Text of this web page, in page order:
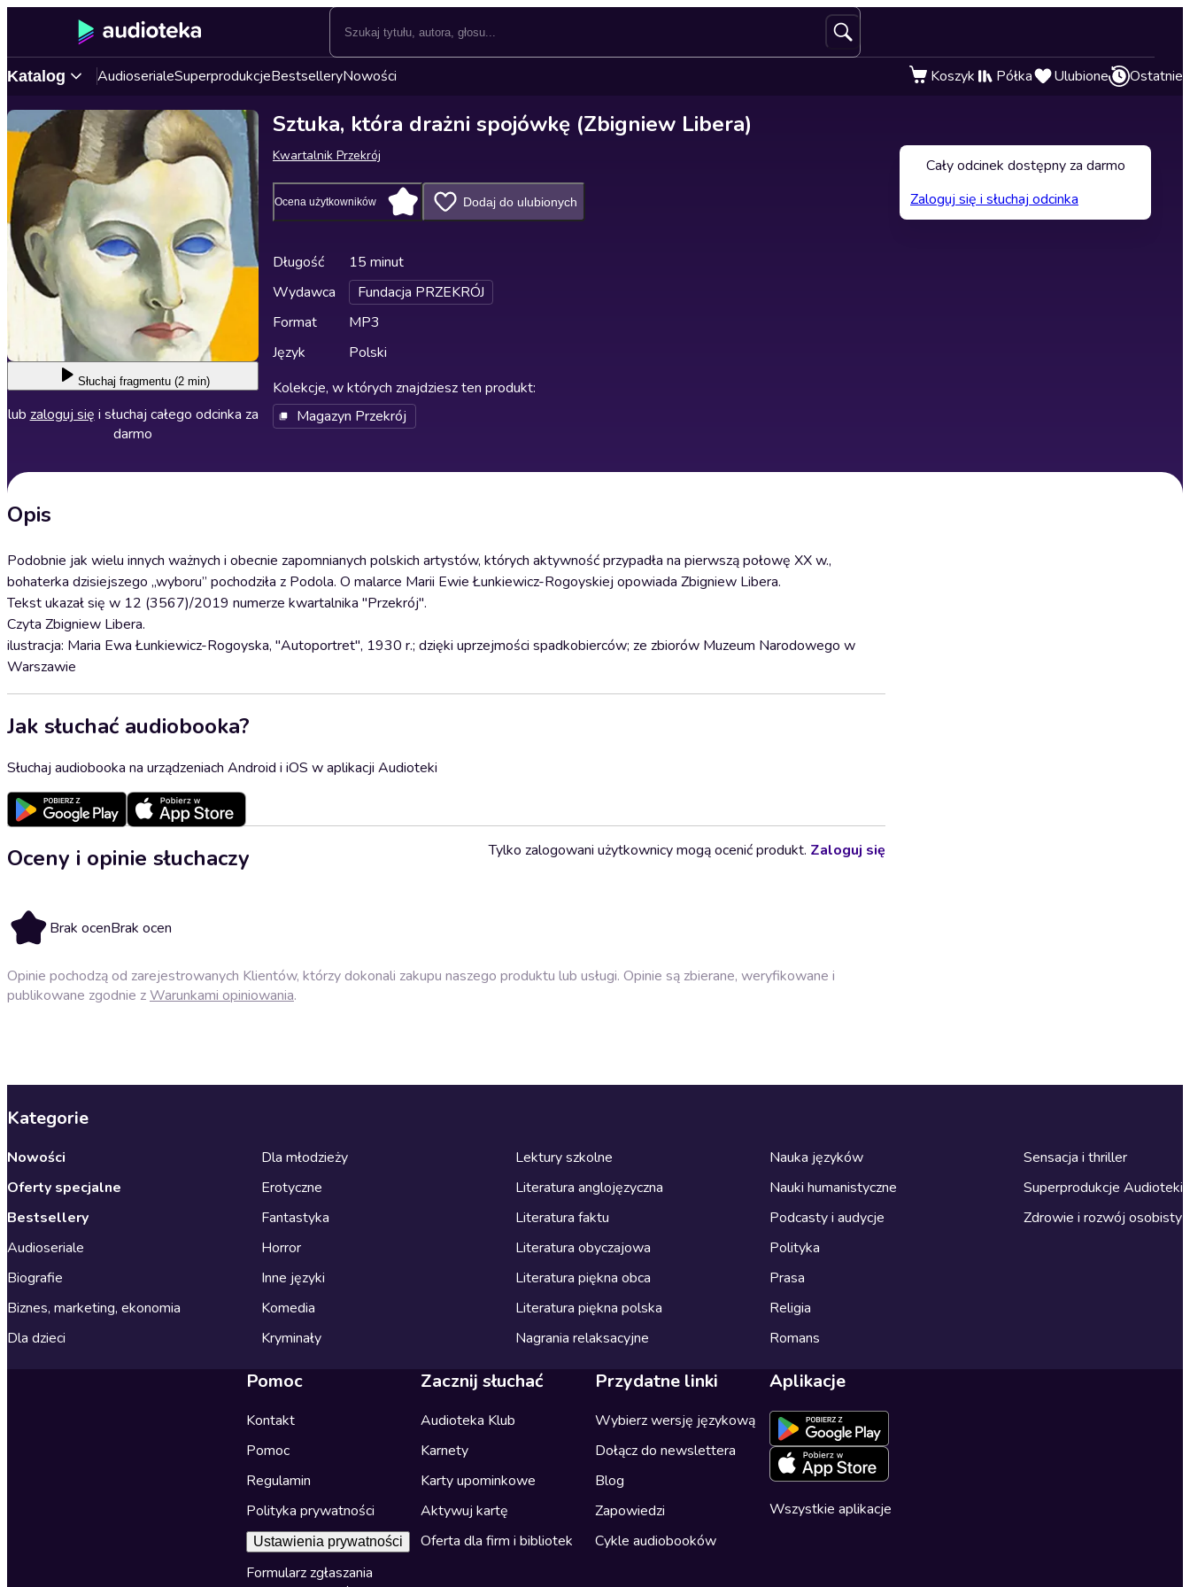
Katalog AudioserialeSuperprodukcjeBestselleryNowości Koszyk Półka Ulubione Ostatnie
Słuchaj fragmentu (2 min)
lub zaloguj się i słuchaj całego odcinka za
darmo
Sztuka, która drażni spojówkę (Zbigniew Libera)
Kwartalnik Przekrój
Ocena użytkowników Dodaj do ulubionych
Długość
15 minut
Wydawca
Fundacja PRZEKRÓJ
Format
MP3
Język
Polski
Kolekcje, w których znajdziesz ten produkt:
Magazyn Przekrój
Opis
Podobnie jak wielu innych ważnych i obecnie zapomnianych polskich artystów, których aktywność przypadła na pierwszą połowę XX w.,
bohaterka dzisiejszego „wyboru” pochodziła z Podola. O malarce Marii Ewie Łunkiewicz-Rogoyskiej opowiada Zbigniew Libera.
Tekst ukazał się w 12 (3567)/2019 numerze kwartalnika "Przekrój".
Czyta Zbigniew Libera.
ilustracja: Maria Ewa Łunkiewicz-Rogoyska, "Autoportret", 1930 r.; dzięki uprzejmości spadkobierców; ze zbiorów Muzeum Narodowego w
Warszawie
Jak słuchać audiobooka?
Słuchaj audiobooka na urządzeniach Android i iOS w aplikacji Audioteki
Oceny i opinie słuchaczy
Brak ocenBrak ocen
Tylko zalogowani użytkownicy mogą ocenić produkt. Zaloguj się
Opinie pochodzą od zarejestrowanych Klientów, którzy dokonali zakupu naszego produktu lub usługi. Opinie są zbierane, weryfikowane i
publikowane zgodnie zWarunkami opiniowania.
Cały odcinek dostępny za darmo
Zaloguj się i słuchaj odcinka
Kategorie
Nowości
Oferty specjalne
Bestsellery
Audioseriale
Biografie
Biznes, marketing, ekonomia
Dla dzieci
Dla młodzieży
Erotyczne
Fantastyka
Horror
Inne języki
Komedia
Kryminały
Lektury szkolne
Literatura anglojęzyczna
Literatura faktu
Literatura obyczajowa
Literatura piękna obca
Literatura piękna polska
Nagrania relaksacyjne
Nauka języków
Nauki humanistyczne
Podcasty i audycje
Polityka
Prasa
Religia
Romans
Sensacja i thriller
Superprodukcje Audioteki
Zdrowie i rozwój osobisty
Pomoc
Kontakt
Pomoc
Regulamin
Polityka prywatności
Ustawienia prywatności
Formularz zgłaszania
Zacznij słuchać
Audioteka Klub
Karnety
Karty upominkowe
Aktywuj kartę
Oferta dla firm i bibliotek
Przydatne linki
Wybierz wersję językową
Dołącz do newslettera
Blog
Zapowiedzi
Cykle audiobooków
Aplikacje
Wszystkie aplikacje